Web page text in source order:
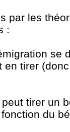
par les
:
se
en tirer
tirer un
du